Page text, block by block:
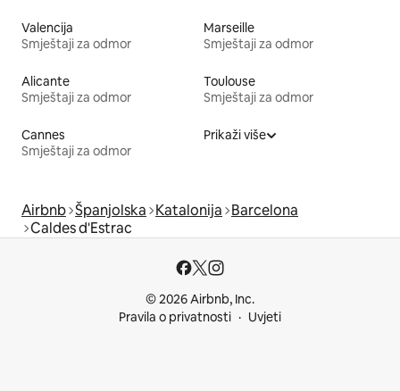
Valencija
Smještaji za odmor
Marseille
Smještaji za odmor
Alicante
Smještaji za odmor
Toulouse
Smještaji za odmor
Cannes
Smještaji za odmor
Prikaži više
Airbnb Španjolska Katalonija Barcelona
Caldes d'Estrac
© 2026 Airbnb, Inc.
Pravila o privatnosti
Uvjeti